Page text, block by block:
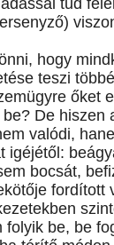
tud
hogy
teszi
őket
De hiszen
valódi,
igéjétől:
bocsát,
fordított
folyik be, be